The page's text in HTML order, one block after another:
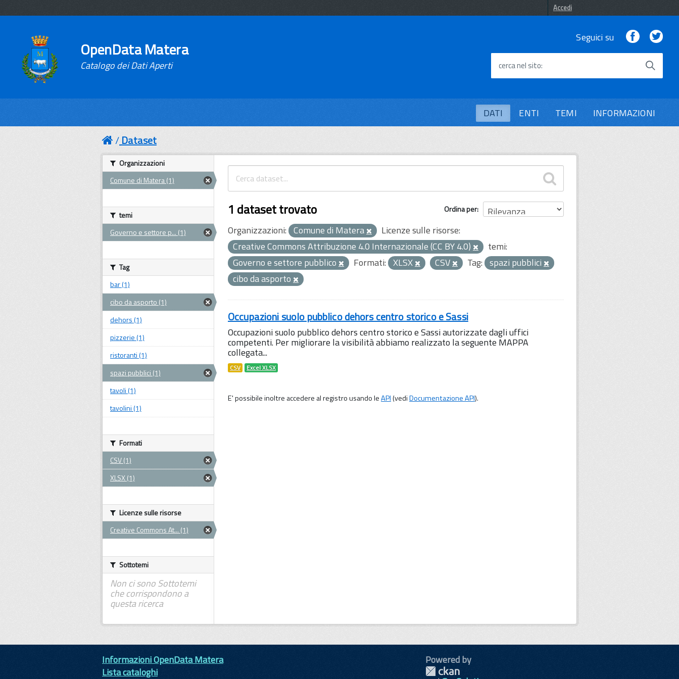
Accedi
OpenData Matera
Catalogo dei Dati Aperti
Seguici su Facebook
cerca nel sito
DATI ENTI TEMI INFORMAZIONI
Dataset
Ordina per
1 dataset trovato
Organizzazioni: Comune di Matera
Licenze sulle risorse:
Creative Commons Attribuzione 4.0 Internazionale (CC BY 4.0)
temi:
Governo e settore pubblico
Formati: XLSX CSV Tag: spazi pubblici
cibo da asporto
Occupazioni suolo pubblico dehors centro storico e Sassi
Occupazioni suolo pubblico dehors centro storico e Sassi autorizzate dagli uffici
competenti. Per migliorare la visibilità abbiamo realizzato la seguente MAPPA
collegata...
CSV Excel XLSX
E' possibile inoltre accedere al registro usando leAPI(vediDocumentazione API).
Organizzazioni
Comune di Matera (1)
temi
Governo e settore p... (1)
Tag
bar (1)
cibo da asporto (1)
dehors (1)
pizzerie (1)
ristoranti (1)
spazi pubblici (1)
tavoli (1)
tavolini (1)
Formati
CSV (1)
XLSX (1)
Licenze sulle risorse
Creative Commons At... (1)
Sottotemi
Non ci sono Sottotemi
che corrispondono a
questa ricerca
Informazioni OpenData Matera
Lista cataloghi
Powered by